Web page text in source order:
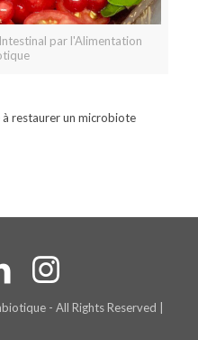
par l'Alimentation
à restaurer un microbiote
- All Rights Reserved |